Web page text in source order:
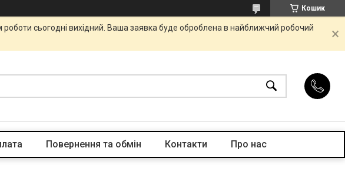
Кошик
сьогодні вихідний. Ваша заявка буде оброблена в найближчий робочий
Повернення та обмін Контакти Про нас